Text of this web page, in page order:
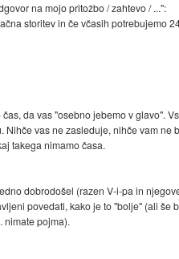
na mojo pritožbo / zahtevo / ...":
storitev in če včasih potrebujemo
da vas "osebno jebemo v glavo".
vas ne zasleduje, nihče vam
takega nimamo časa.
dobrodošel (razen V-i-pa in
povedati, kako je to "bolje" (ali
nimate pojma).